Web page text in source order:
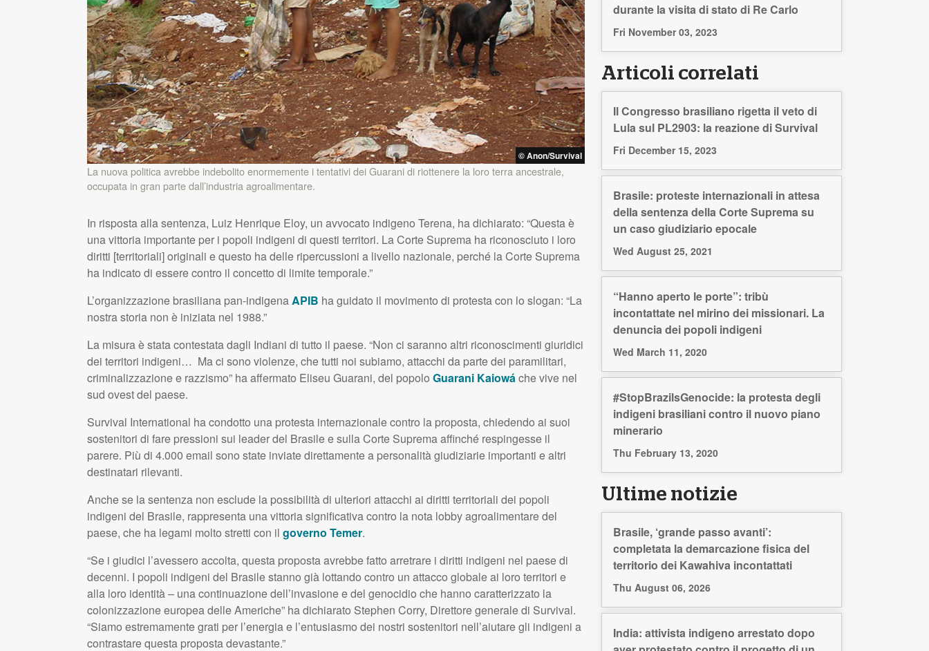
© Anon/Survival
La nuova politica avrebbe indebolito enormemente i tentativi dei Guarani di riottenere la loro terra ancestrale,
occupata in gran parte dall’industria agroalimentare.
In risposta alla sentenza, Luiz Henrique Eloy, un avvocato indigeno Terena, ha dichiarato: “Questa è
una vittoria importante per i popoli indigeni di questi territori. La Corte Suprema ha riconosciuto i loro
diritti [territoriali] originali e questo ha delle ripercussioni a livello nazionale, perché la Corte Suprema
ha indicato di essere contro il concetto di limite temporale.”
L’organizzazione brasiliana pan-indigenaAPIB ha guidato il movimento di protesta con lo slogan: “La
nostra storia non è iniziata nel 1988.”
La misura è stata contestata dagli Indiani di tutto il paese. “Non ci saranno altri riconoscimenti giuridici
dei territori indigeni… Ma ci sono violenze, che tutti noi subiamo, attacchi da parte dei paramilitari,
criminalizzazione e razzismo” ha affermato Eliseu Guarani, del popolo Guarani Kaiowáche vive nel
sud ovest del paese.
Survival International ha condotto una protesta internazionale contro la proposta, chiedendo ai suoi
sostenitori di fare pressioni sui leader del Brasile e sulla Corte Suprema affinché respingesse il
parere. Più di 4.000 email sono state inviate direttamente a personalità giudiziarie importanti e altri
destinatari rilevanti.
Anche se la sentenza non esclude la possibilità di ulteriori attacchi ai diritti territoriali dei popoli
indigeni del Brasile, rappresenta una vittoria significativa contro la nota lobby agroalimentare del
paese, che ha legami molto stretti con il governo Temer.
“Se i giudici l’avessero accolta, questa proposta avrebbe fatto arretrare i diritti indigeni nel paese di
decenni. I popoli indigeni del Brasile stanno già lottando contro un attacco globale ai loro territori e
alla loro identità – una continuazione dell’invasione e del genocidio che hanno caratterizzato la
colonizzazione europea delle Americhe” ha dichiarato Stephen Corry, Direttore generale di Survival.
“Siamo estremamente grati per l’energia e l’entusiasmo dei nostri sostenitori nell’aiutare gli indigeni a
contrastare questa proposta devastante.”
durante la visita di stato di Re Carlo
Fri November 03, 2023
Articoli correlati
Il Congresso brasiliano rigetta il veto di
Lula sul PL2903: la reazione di Survival
Fri December 15, 2023
Brasile: proteste internazionali in attesa
della sentenza della Corte Suprema su
un caso giudiziario epocale
Wed August 25, 2021
“Hanno aperto le porte”: tribù
incontattate nel mirino dei missionari. La
denuncia dei popoli indigeni
Wed March 11, 2020
#StopBrazilsGenocide: la protesta degli
indigeni brasiliani contro il nuovo piano
minerario
Thu February 13, 2020
Ultime notizie
Brasile, ‘grande passo avanti’:
completata la demarcazione fisica del
territorio dei Kawahiva incontattati
Thu August 06, 2026
India: attivista indigeno arrestato dopo